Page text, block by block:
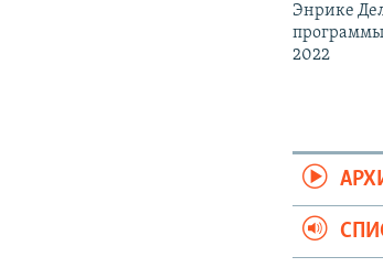
Энрике
программы
2022